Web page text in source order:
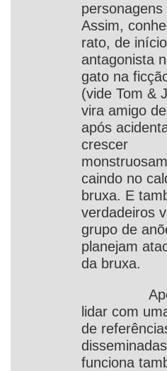
Assim,
rato, de
antagonista
gato na
(vide Tom &
vira amigo
após
crescer
caindo no
bruxa. E
verdadeiros
grupo de
planejam
da bruxa.
lidar com
de
funciona